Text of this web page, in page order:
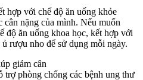
hợp với chế độ ăn uống khỏe
cân nặng của mình. Nếu muốn
độ ăn uống khoa học, kết hợp với
rượu nho để sử dụng mỗi ngày.
giảm cân
trợ phòng chống các bệnh ung thư